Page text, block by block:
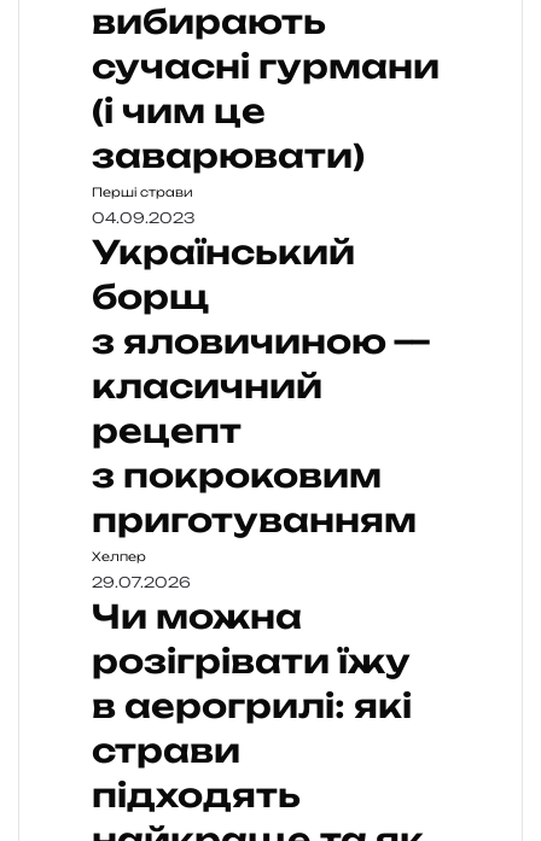
вибирають
сучасні гурмани
(і чим це
заварювати)
Перші страви
04.09.2023
Український
борщ
з яловичиною —
класичний
рецепт
з покроковим
приготуванням
Хелпер
29.07.2026
Чи можна
розігрівати їжу
в аерогрилі: які
страви
підходять